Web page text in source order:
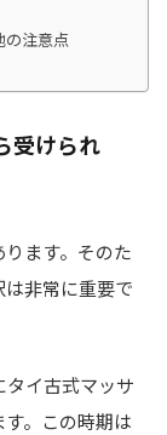
の注意点
受けられ
ます。そのた
非常に重要で
タイ古式マッサ
。この時期は